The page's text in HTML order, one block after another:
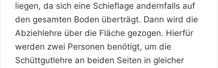
liegen, da sich eine Schieflage andernfalls auf
den gesamten Boden überträgt. Dann wird die
Abziehlehre über die Fläche gezogen. Hierfür
werden zwei Personen benötigt, um die
Schüttgutlehre an beiden Seiten in gleicher